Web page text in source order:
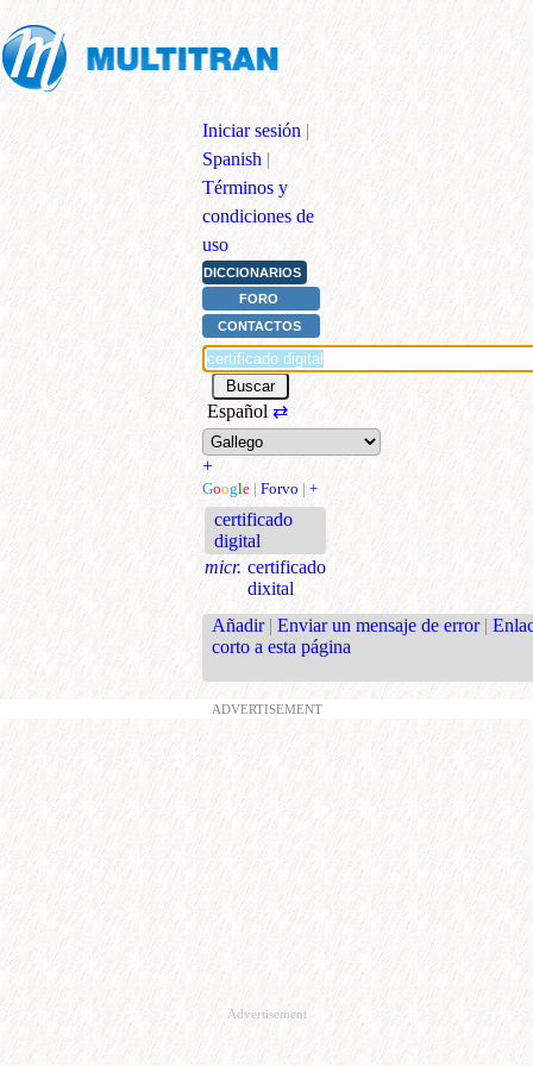
Iniciar sesión |
Spanish |
Términos y
condiciones de
uso
DICCIONARIOS
FORO
CONTACTOS
Español ⇄
+
Google | Forvo | +
certificado
digital
micr. certificado
dixital
Añadir | Enviar un mensaje de error |
corto a esta página
ADVERTISEMENT
Advertisement